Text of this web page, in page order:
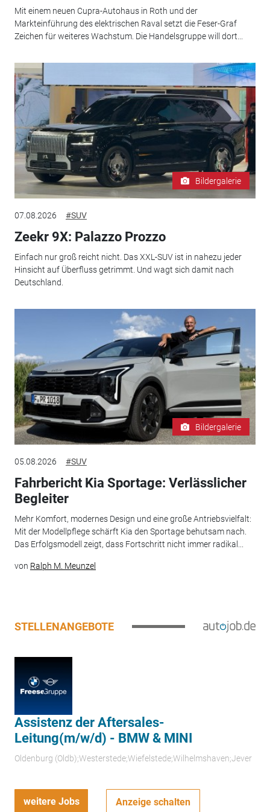
Mit einem neuen Cupra-Autohaus in Roth und der
Markteinführung des elektrischen Raval setzt die Feser-Graf
Zeichen für weiteres Wachstum. Die Handelsgruppe will dort...
Bildergalerie
07.08.2026 #SUV
Zeekr 9X: Palazzo Prozzo
Einfach nur groß reicht nicht. Das XXL-SUV ist in nahezu jeder
Hinsicht auf Überfluss getrimmt. Und wagt sich damit nach
Deutschland.
Bildergalerie
05.08.2026 #SUV
Fahrbericht Kia Sportage: Verlässlicher
Begleiter
Mehr Komfort, modernes Design und eine große Antriebsvielfalt:
Mit der Modellpflege schärft Kia den Sportage behutsam nach.
Das Erfolgsmodell zeigt, dass Fortschritt nicht immer radikal...
von Ralph M. Meunzel
STELLENANGEBOTE
Assistenz der Aftersales-
Leitung(m/w/d) - BMW & MINI
Oldenburg (Oldb);Westerstede;Wiefelstede;Wilhelmshaven;Jever
weitere Jobs Anzeige schalten